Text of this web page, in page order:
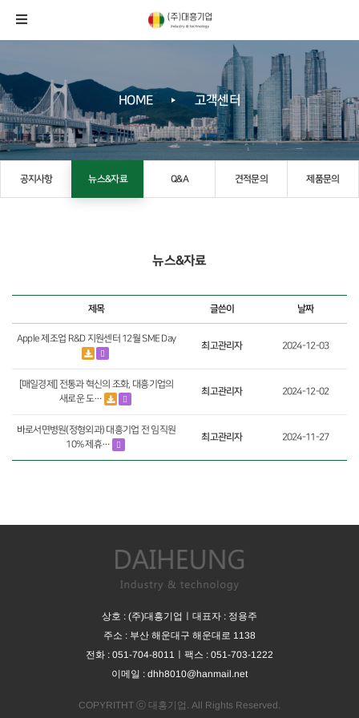
HOME 고객센터
공지사항 뉴스&자료 Q&A 견적문의 제품문의
뉴스&자료
제목 글쓴이 날짜
Apple 제조업 R&D 지원센터 12월 SME Day
최고관리자 2024-12-03
[매일경제] 전통과 혁신의 조화, 대흥기업의
새로운 도…
최고관리자 2024-12-02
바로서면병원(정형외과) 대흥기업 전 임직원
10% 제휴…
최고관리자 2024-11-27
상호 : (주)대흥기업 ㅣ대표자 : 정용주
주소 : 부산 해운대구 해운대로 1138
전화 : 051-704-8011
팩스 : 051-703-1222
이메일 : dhh8010@hanmail.net
COPYRITHT ⓒ 대흥기업. All Rights Reserved.